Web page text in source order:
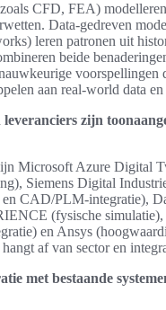
CFD, FEA)
Data-gedreven
leren patronen uit
beide
voorspellingen
aan real-world data
zijn
Microsoft Azure Digital
Siemens Digital
CAD/PLM-integratie),
(fysische
en Ansys
af van sector en
met bestaande